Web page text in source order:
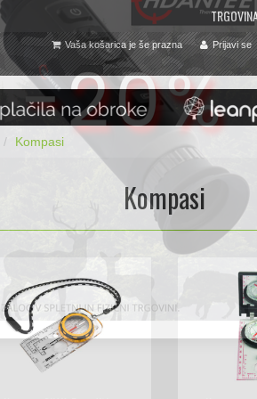
Prijavi se
Vaša košarica je še prazna
Kompasi
Kompasi